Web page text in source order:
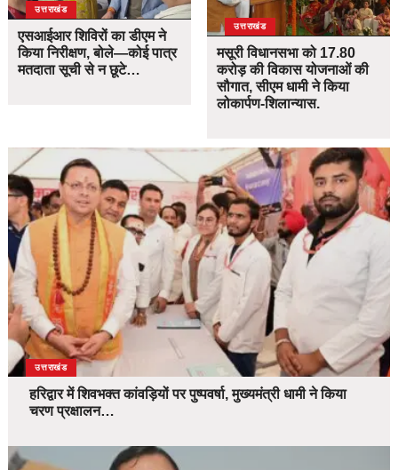
उत्तराखंड
एसआईआर शिविरों का डीएम ने
किया निरीक्षण, बोले—कोई पात्र
मतदाता सूची से न छूटे…
उत्तराखंड
मसूरी विधानसभा को 17.80
करोड़ की विकास योजनाओं की
सौगात, सीएम धामी ने किया
लोकार्पण-शिलान्यास.
उत्तराखंड
हरिद्वार में शिवभक्त कांवड़ियों पर पुष्पवर्षा, मुख्यमंत्री धामी ने किया
चरण प्रक्षालन…